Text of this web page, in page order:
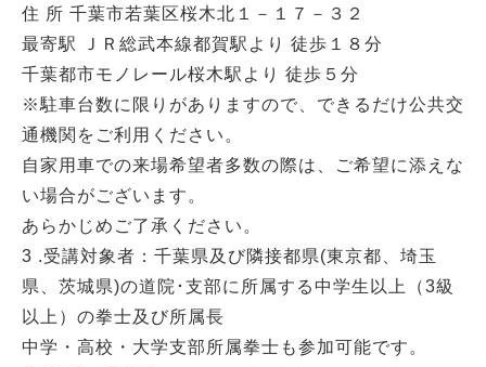
住 所 千葉市若葉区桜木北１－１７－３２
最寄駅 ＪＲ総武本線都賀駅より 徒歩１８分
千葉都市モノレール桜木駅より 徒歩５分
※駐車台数に限りがありますので、できるだけ公共交
通機関をご利用ください。
自家用車での来場希望者多数の際は、ご希望に添えな
い場合がございます。
あらかじめご了承ください。
3 .受講対象者：千葉県及び隣接都県(東京都、埼玉
県、茨城県)の道院･支部に所属する中学生以上（3級
以上）の拳士及び所属長
中学・高校・大学支部所属拳士も参加可能です。